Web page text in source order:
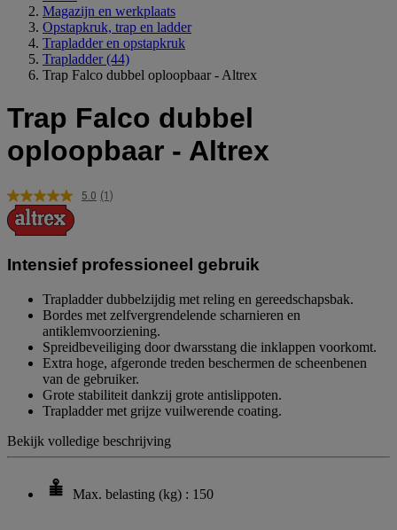
Magazijn en werkplaats
Opstapkruk, trap en ladder
Trapladder en opstapkruk
Trapladder (44)
Trap Falco dubbel oploopbaar - Altrex
Trap Falco dubbel
oploopbaar - Altrex
5.0 Lees
paginalink.
(1)
Intensief professioneel gebruik
Trapladder dubbelzijdig met reling en gereedschapsbak.
Bordes met zelfvergrendelende scharnieren en
antiklemvoorziening.
Spreidbeveiliging door dwarsstang die inklappen voorkomt.
Extra hoge, afgeronde treden beschermen de scheenbenen
van de gebruiker.
Grote stabiliteit dankzij grote antislippoten.
Trapladder met grijze vuilwerende coating.
Bekijk volledige beschrijving
Max. belasting (kg) : 150